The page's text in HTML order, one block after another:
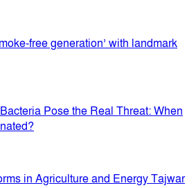
free generation’ with landmark
Pose the Real Threat: When
in Agriculture and Energy Tajwar